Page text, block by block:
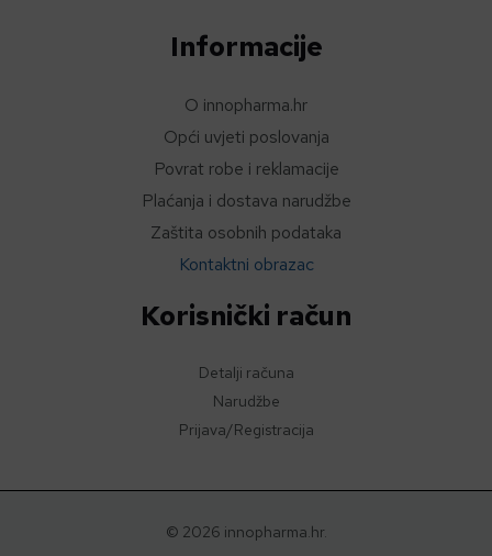
Informacije
O innopharma.hr
Opći uvjeti poslovanja
Povrat robe i reklamacije
Plaćanja i dostava narudžbe
Zaštita osobnih podataka
Kontaktni obrazac
Korisnički račun
Detalji računa
Narudžbe
Prijava/Registracija
© 2026 innopharma.hr.